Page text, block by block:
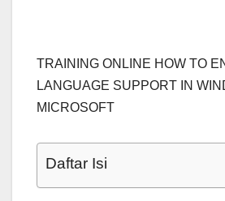
TRAINING ONLINE HOW TO
LANGUAGE SUPPORT IN
MICROSOFT
Daftar Isi